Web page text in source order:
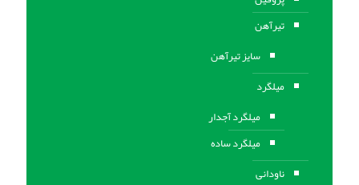
تیرآهن
سایز تیرآهن
میلگرد
میلگرد آجدار
میلگرد ساده
ناودانی